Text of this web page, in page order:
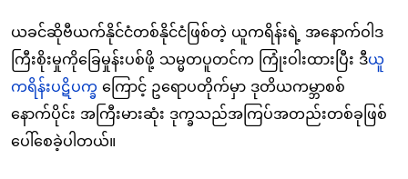
ယခင်ဆိုဗီယက်နိုင်ငံတစ်နိုင်ငံဖြစ်တဲ့ ယူကရိန်းရဲ့ အနောက်ဝါဒ
ကြီးစိုးမှုကိုခြေမှုန်းပစ်ဖို့ သမ္မတပူတင်က ကြုံးဝါးထားပြီး ဒီယူ
ကရိန်းပဋိပက္ခ ကြောင့် ဥရောပတိုက်မှာ ဒုတိယကမ္ဘာစစ်
နောက်ပိုင်း အကြီးမားဆုံး ဒုက္ခသည်အကြပ်အတည်းတစ်ခုဖြစ်
ပေါ်စေခဲ့ပါတယ်။